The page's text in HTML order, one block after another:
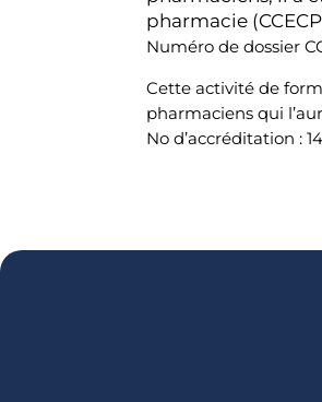
pharmacie
Numéro de dossier
Cette activité de
pharmaciens qui
No d’accréditation :